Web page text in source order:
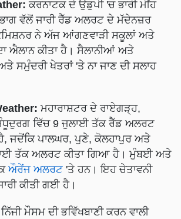
ਕਰਨਾਟਕ ਦੇ ਉਡੁਪੀ 'ਚ ਭਾਰੀ ਮੀਂਹ
ਵੱਲੋਂ ਜਾਰੀ ਰੈੱਡ ਅਲਰਟ ਦੇ ਮੱਦੇਨਜ਼ਰ
ਨੇ ਅੱਜ ਆਂਗਣਵਾੜੀ ਸਕੂਲਾਂ ਅਤੇ
ਐਲਾਨ ਕੀਤਾ ਹੈ। ਸੈਲਾਨੀਆਂ ਅਤੇ
ਸਮੁੰਦਰੀ ਖੇਤਰਾਂ 'ਤੇ ਨਾ ਜਾਣ ਦੀ ਸਲਾਹ
ਮਹਾਰਾਸ਼ਟਰ ਦੇ ਰਾਏਗੜ੍ਹ,
ਵਿੱਚ 9 ਜੁਲਾਈ ਤੱਕ ਰੈੱਡ ਅਲਰਟ
ਜਦੋਂਕਿ ਪਾਲਘਰ, ਪੁਣੇ, ਕੋਲਹਾਪੁਰ ਅਤੇ
ਤੱਕ ਅਲਰਟ ਕੀਤਾ ਗਿਆ ਹੈ। ਮੁੰਬਈ ਅਤੇ
ਔਰੇਂਜ ਅਲਰਟ 'ਤੇ ਹਨ। ਇਹ ਚੇਤਾਵਨੀ
ਕੀਤੀ ਗਈ ਹੈ।
ਨਿੱਜੀ ਮੌਸਮ ਦੀ ਭਵਿੱਖਬਾਣੀ ਕਰਨ ਵਾਲੀ